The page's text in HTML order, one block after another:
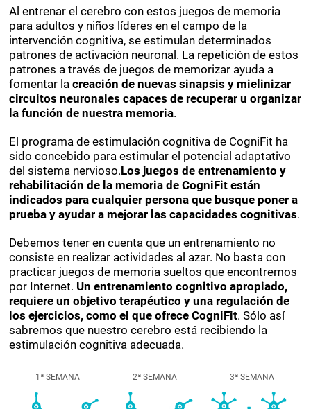
Al entrenar el cerebro con estos juegos de memoria
para adultos y niños líderes en el campo de la
intervención cognitiva, se estimulan determinados
patrones de activación neuronal. La repetición de estos
patrones a través de juegos de memorizar ayuda a
fomentar lacreación de nuevas sinapsis y mielinizar
circuitos neuronales capaces de recuperar u organizar
la función de nuestra memoria.
El programa de estimulación cognitiva de CogniFit ha
sido concebido para estimular el potencial adaptativo
del sistema nervioso. Los juegos de entrenamiento y
rehabilitación de la memoria de CogniFit están
indicados para cualquier persona que busque poner a
prueba y ayudar a mejorar las capacidades cognitivas.
Debemos tener en cuenta que un entrenamiento no
consiste en realizar actividades al azar. No basta con
practicar juegos de memoria sueltos que encontremos
por Internet. Un entrenamiento cognitivo apropiado,
requiere un objetivo terapéutico y una regulación de
los ejercicios, como el que ofrece CogniFit. Sólo así
sabremos que nuestro cerebro está recibiendo la
estimulación cognitiva adecuada.
1ª SEMANA 2ª SEMANA 3ª SEMANA